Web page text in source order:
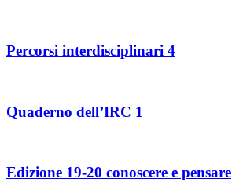
Percorsi interdisciplinari 4
Quaderno dell’IRC 1
Edizione 19-20 conoscere e pensare